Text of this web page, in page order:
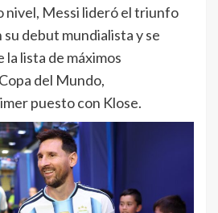
nivel, Messi lideró el triunfo
debut mundialista y se
la lista de máximos
del Mundo,
puesto con Klose.